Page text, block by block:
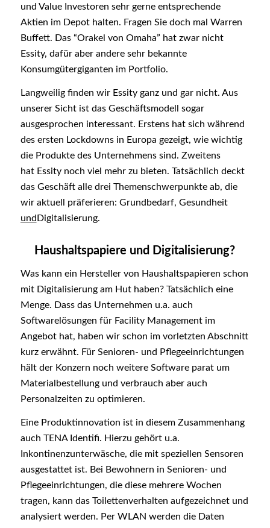
und Value Investoren sehr gerne entsprechende
Aktien im Depot halten. Fragen Sie doch mal Warren
Buffett. Das “Orakel von Omaha” hat zwar nicht
Essity, dafür aber andere sehr bekannte
Konsumgütergiganten im Portfolio.
Langweilig finden wir Essity ganz und gar nicht. Aus
unserer Sicht ist das Geschäftsmodell sogar
ausgesprochen interessant. Erstens hat sich während
des ersten Lockdowns in Europa gezeigt, wie wichtig
die Produkte des Unternehmens sind. Zweitens
hat Essity noch viel mehr zu bieten. Tatsächlich deckt
das Geschäft alle drei Themenschwerpunkte ab, die
wir aktuell präferieren: Grundbedarf, Gesundheit
und Digitalisierung.
Haushaltspapiere und Digitalisierung?
Was kann ein Hersteller von Haushaltspapieren schon
mit Digitalisierung am Hut haben? Tatsächlich eine
Menge. Dass das Unternehmen u.a. auch
Softwarelösungen für Facility Management im
Angebot hat, haben wir schon im vorletzten Abschnitt
kurz erwähnt. Für Senioren- und Pflegeeinrichtungen
hält der Konzern noch weitere Software parat um
Materialbestellung und verbrauch aber auch
Personalzeiten zu optimieren.
Eine Produktinnovation ist in diesem Zusammenhang
auch TENA Identifi. Hierzu gehört u.a.
Inkontinenzunterwäsche, die mit speziellen Sensoren
ausgestattet ist. Bei Bewohnern in Senioren- und
Pflegeeinrichtungen, die diese mehrere Wochen
tragen, kann das Toilettenverhalten aufgezeichnet und
analysiert werden. Per WLAN werden die Daten